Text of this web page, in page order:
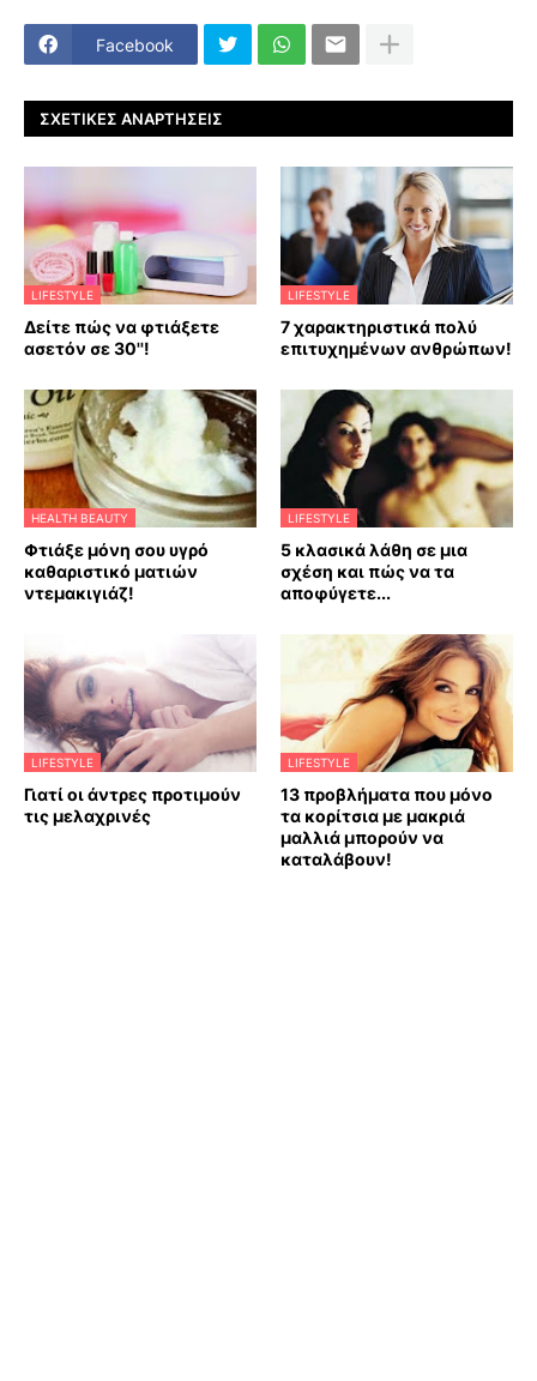
Facebook
ΣΧΕΤΙΚΈΣ ΑΝΑΡΤΉΣΕΙΣ
LIFESTYLE
Δείτε πώς να φτιάξετε
ασετόν σε 30''!
LIFESTYLE
7 χαρακτηριστικά πολύ
επιτυχημένων ανθρώπων!
HEALTH BEAUTY
Φτιάξε μόνη σου υγρό
καθαριστικό ματιών
ντεμακιγιάζ!
LIFESTYLE
5 κλασικά λάθη σε μια
σχέση και πώς να τα
αποφύγετε...
LIFESTYLE
Γιατί οι άντρες προτιμούν
τις μελαχρινές
LIFESTYLE
13 προβλήματα που μόνο
τα κορίτσια με μακριά
μαλλιά μπορούν να
καταλάβουν!